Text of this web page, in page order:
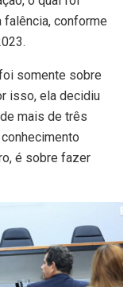
conforme
somente sobre
isso, ela decidiu
mais de três
é sobre fazer